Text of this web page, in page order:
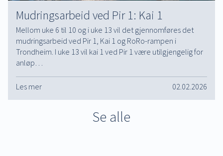
Mudringsarbeid ved Pir 1: Kai 1
Mellom uke 6 til 10 og i uke 13 vil det gjennomføres det
mudringsarbeid ved Pir 1, Kai 1 og RoRo-rampen i
Trondheim. I uke 13 vil kai 1 ved Pir 1 være utilgjengelig for
anløp…
Les mer 02.02.2026
Se alle